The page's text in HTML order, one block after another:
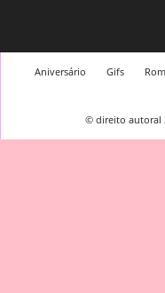
Aniversário Gifs
© direito autoral